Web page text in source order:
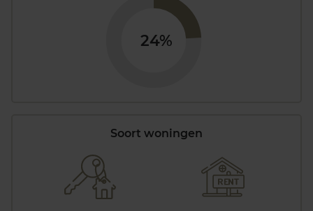
24%
Soort woningen